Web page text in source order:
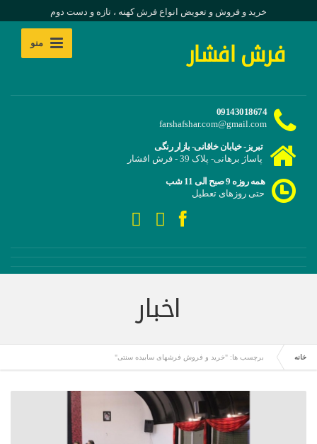
خرید و فروش و تعویض انواع فرش کهنه ، تازه و دست دوم
فرش افشار منو
09143018674
farshafshar.com@gmail.com
تبریز- خیابان خاقانی- بازار رنگی
پاساژ برهانی- پلاک 39 - فرش افشار
همه روزه 9 صبح الی 11 شب
حتی روزهای تعطیل
اخبار
خانه برچسب ها: "خرید و فروش فرشهای سابیده سنتی"